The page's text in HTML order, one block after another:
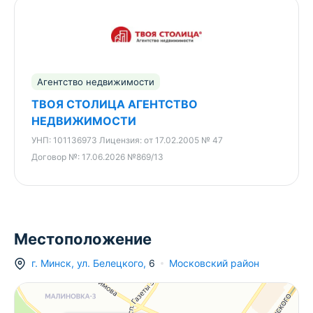
победитель TOP BRAND BELARUS 2026 в
доверия клиентов, которое мы ценим уже более
30 лет.
ООО "Твоя столица", УНП 101136973, лицензия
№02240/15 от 17.02.05г.
Агентство недвижимости
ТВОЯ СТОЛИЦА АГЕНТСТВО
НЕДВИЖИМОСТИ
УНП: 101136973 Лицензия: от 17.02.2005 № 47
Договор №: 17.06.2026 №869/13
Местоположение
г. Минск, ул. Белецкого, 6 Московский район
552 000 BYN